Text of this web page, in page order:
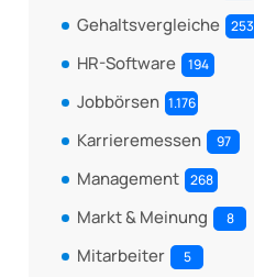
Gehaltsvergleiche 253
HR-Software 194
Jobbörsen 1.176
Karrieremessen 97
Management 268
Markt & Meinung 8
Mitarbeiter 5